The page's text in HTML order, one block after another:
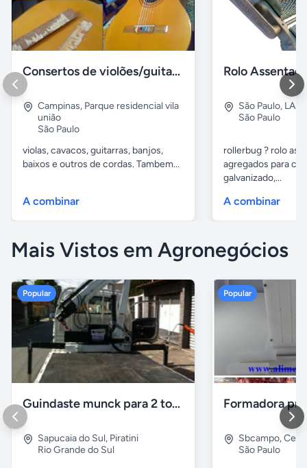
Consertos de violões/guitarras e outros de cordas
Campinas, Parque residencial vila
união
São Paulo
violas, cavacos, guitarras, banjos,
baixos e outros de cordas. Tambem...
A combinar
São Paulo, LAPA
São Paulo
rollerbug ? rolo
agregados para
galvanizado,...
A combinar
Mais Vistos em Agronegócios
Popular
Guindaste munck para 2 toneladas
Sapucaia do Sul, Piratini
Rio Grande do Sul
Popular
Sbcampo,
São Paulo